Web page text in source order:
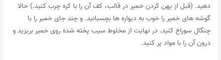
دهید. (قبل از پهن کردن خمیر در قالب، کف آن را با کره چرب کنید.) حالا
گوشه های خمیر را خوب به دیواره ها بچسبانید. و چند جای خمیر را با
چنگال سوراخ کنید. در نهایت از مخلوط سیب پخته شده روی خمیر بریزید و
درون آن را با مواد پر کنید.